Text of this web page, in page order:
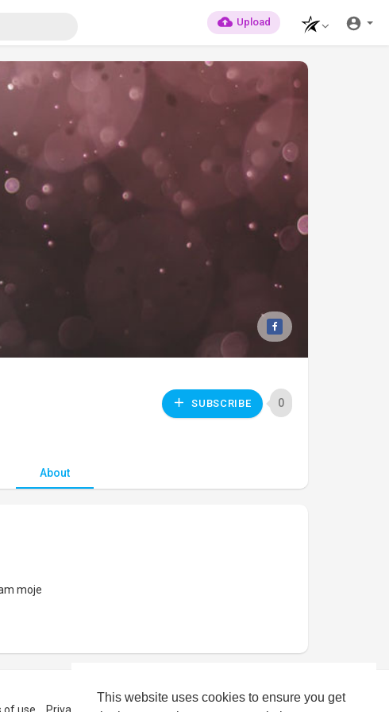
This website uses cookies to ensure you get
Upload
SUBSCRIBE 0
About
moje